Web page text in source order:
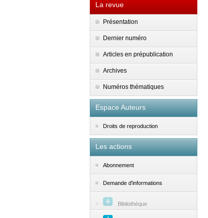
La revue
Présentation
Dernier numéro
Articles en prépublication
Archives
Numéros thématiques
Espace Auteurs
Droits de reproduction
Les actions
Abonnement
Demande d'informations
Bibliothèque